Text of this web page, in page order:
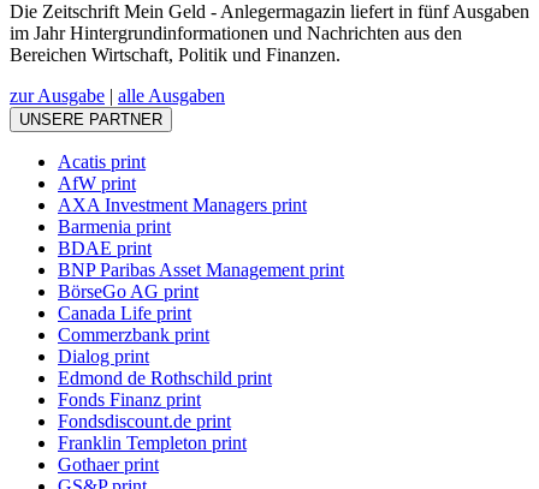
Die Zeitschrift Mein Geld - Anlegermagazin liefert in fünf Ausgaben
im Jahr Hintergrundinformationen und Nachrichten aus den
Bereichen Wirtschaft, Politik und Finanzen.
zur Ausgabe | alle Ausgaben
UNSERE PARTNER
Acatis print
AfW print
AXA Investment Managers print
Barmenia print
BDAE print
BNP Paribas Asset Management print
BörseGo AG print
Canada Life print
Commerzbank print
Dialog print
Edmond de Rothschild print
Fonds Finanz print
Fondsdiscount.de print
Franklin Templeton print
Gothaer print